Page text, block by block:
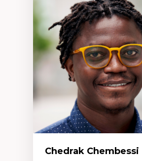
Discours sur la ville et
Mosquées, formes et usages au
Reconnaissance et
communautés immigrantes
urbain
Design architectural et urbain
Patrimoine et
Études postcoloniales et
savoirs
Chedrak Chembessi